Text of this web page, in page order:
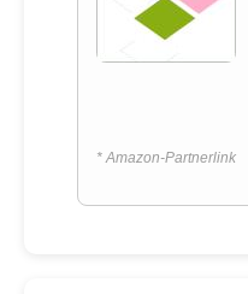
* Amazon-Partnerlink